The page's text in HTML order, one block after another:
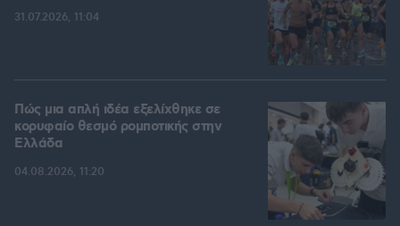
31.07.2026, 11:04
Πώς μια απλή ιδέα εξελίχθηκε σε
κορυφαίο θεσμό ρομποτικής στην
Ελλάδα
04.08.2026, 11:20